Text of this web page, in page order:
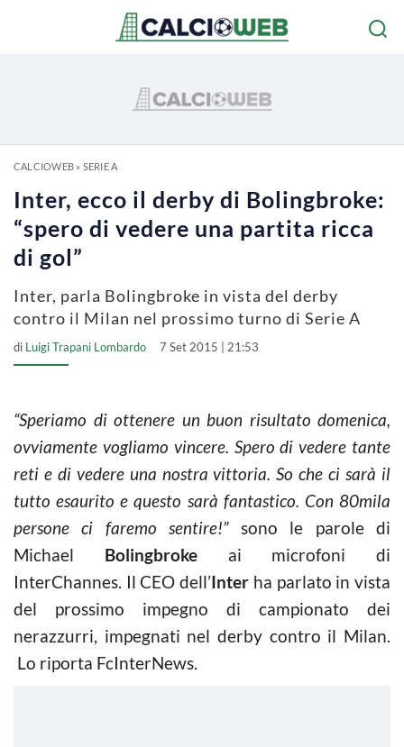
CALCIOWEB» SERIE A
Inter, ecco il derby di Bolingbroke:
“spero di vedere una partita ricca
di gol”
Inter, parla Bolingbroke in vista del derby
contro il Milan nel prossimo turno di Serie A
di Luigi Trapani Lombardo 7 Set 2015 | 21:53
“Speriamo di ottenere un buon risultato domenica,
ovviamente vogliamo vincere. Spero di vedere tante
reti e di vedere una nostra vittoria. So che ci sarà il
tutto esaurito e questo sarà fantastico. Con 80mila
persone ci faremo sentire!”sono le parole di
Michael Bolingbrokeai microfoni di
InterChannes. Il CEO dell’Inter ha parlato in vista
del prossimo impegno di campionato dei
nerazzurri, impegnati nel derby contro il Milan.
Lo riporta FcInterNews.